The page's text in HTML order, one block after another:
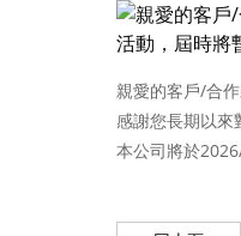
親愛的客戶/合
感謝您長期以來
本公司將於